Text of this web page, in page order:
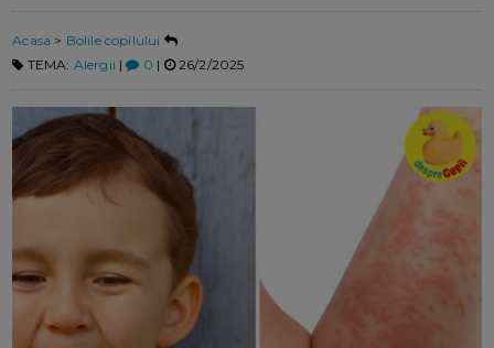
Acasa > Bolile copilului
TEMA: Alergii | 0 | 26/2/2025